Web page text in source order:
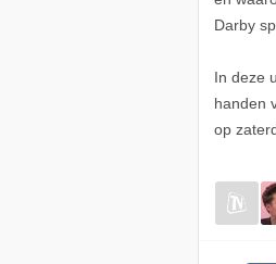
Darby
In deze
handen
op